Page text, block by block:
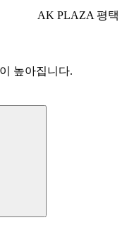
AK PLAZA 평택
높아집니다.